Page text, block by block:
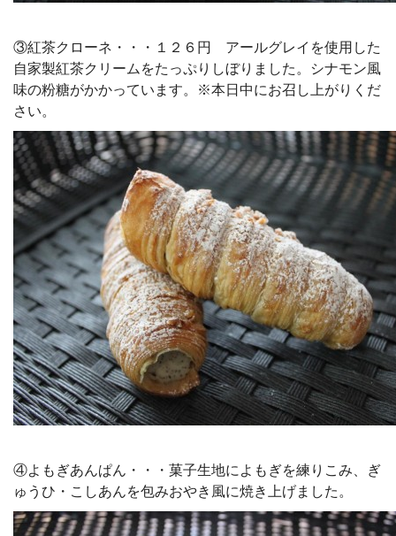
③紅茶クローネ・・・１２６円 アールグレイを使用した
自家製紅茶クリームをたっぷりしぼりました。シナモン風
味の粉糖がかかっています。※本日中にお召し上がりくだ
さい。
④よもぎあんぱん・・・菓子生地によもぎを練りこみ、ぎ
ゅうひ・こしあんを包みおやき風に焼き上げました。